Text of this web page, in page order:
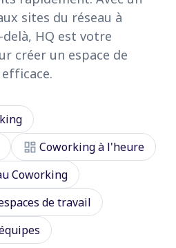
sites du réseau à
HQ est votre
créer un espace de
dashboard Coworking à l'heure
Coworking
de travail